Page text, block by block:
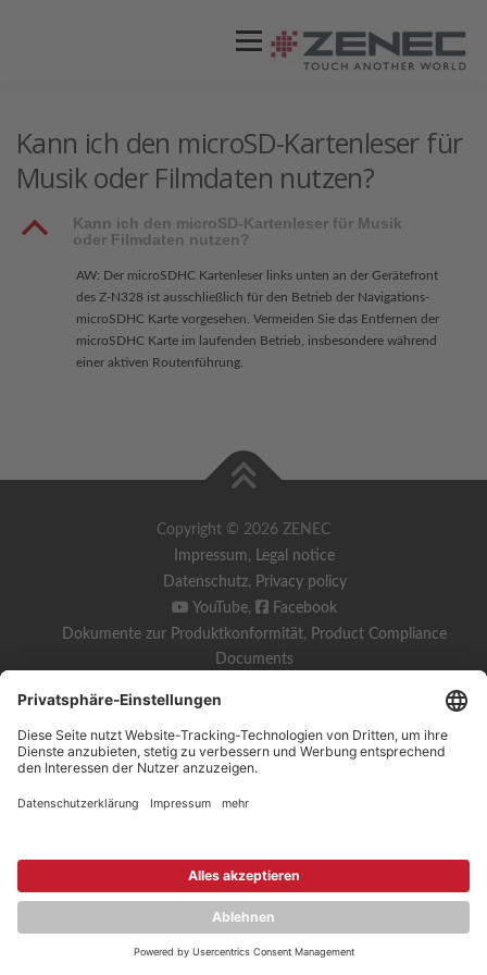
Menü
Kann ich den microSD-Kartenleser für
Musik oder Filmdaten nutzen?
B
Kann ich den microSD-Kartenleser für Musik
oder Filmdaten nutzen?
AW: Der microSDHC Kartenleser links unten an der Gerätefront
des Z-N328 ist ausschließlich für den Betrieb der Navigations-
microSDHC Karte vorgesehen. Vermeiden Sie das Entfernen der
microSDHC Karte im laufenden Betrieb, insbesondere während
einer aktiven Routenführung.
Copyright © 2026 ZENEC
Impressum, Legal notice
Datenschutz, Privacy policy
YouTube,
Facebook
Dokumente zur Produktkonformität, Product Compliance
Documents